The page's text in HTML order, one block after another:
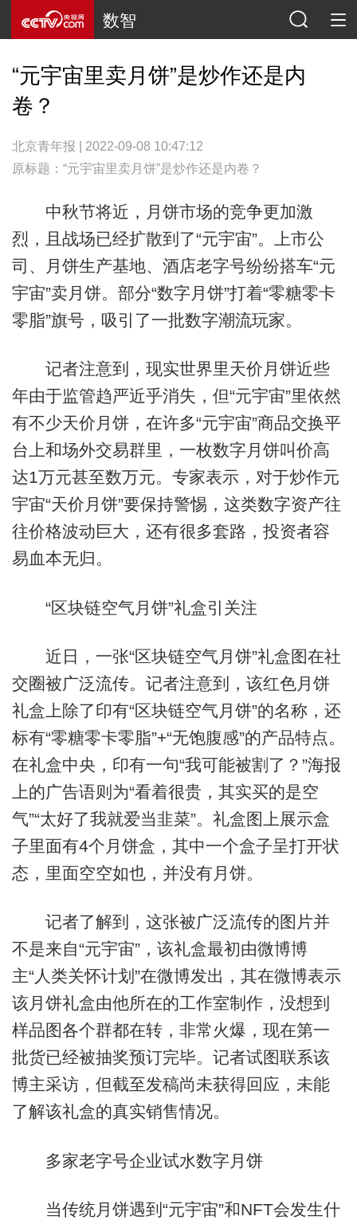
数智
“元宇宙里卖月饼”是炒作还是内
卷？
北京青年报 | 2022-09-08 10:47:12
原标题：“元宇宙里卖月饼”是炒作还是内卷？
中秋节将近，月饼市场的竞争更加激
烈，且战场已经扩散到了“元宇宙”。上市公
司、月饼生产基地、酒店老字号纷纷搭车“元
宇宙”卖月饼。部分“数字月饼”打着“零糖零卡
零脂”旗号，吸引了一批数字潮流玩家。
记者注意到，现实世界里天价月饼近些
年由于监管趋严近乎消失，但“元宇宙”里依然
有不少天价月饼，在许多“元宇宙”商品交换平
台上和场外交易群里，一枚数字月饼叫价高
达1万元甚至数万元。专家表示，对于炒作元
宇宙“天价月饼”要保持警惕，这类数字资产往
往价格波动巨大，还有很多套路，投资者容
易血本无归。
“区块链空气月饼”礼盒引关注
近日，一张“区块链空气月饼”礼盒图在社
交圈被广泛流传。记者注意到，该红色月饼
礼盒上除了印有“区块链空气月饼”的名称，还
标有“零糖零卡零脂”+“无饱腹感”的产品特点。
在礼盒中央，印有一句“我可能被割了？”海报
上的广告语则为“看着很贵，其实买的是空
气”“太好了我就爱当韭菜”。礼盒图上展示盒
子里面有4个月饼盒，其中一个盒子呈打开状
态，里面空空如也，并没有月饼。
记者了解到，这张被广泛流传的图片并
不是来自“元宇宙”，该礼盒最初由微博博
主“人类关怀计划”在微博发出，其在微博表示
该月饼礼盒由他所在的工作室制作，没想到
样品图各个群都在转，非常火爆，现在第一
批货已经被抽奖预订完毕。记者试图联系该
博主采访，但截至发稿尚未获得回应，未能
了解该礼盒的真实销售情况。
多家老字号企业试水数字月饼
当传统月饼遇到“元宇宙”和NFT会发生什